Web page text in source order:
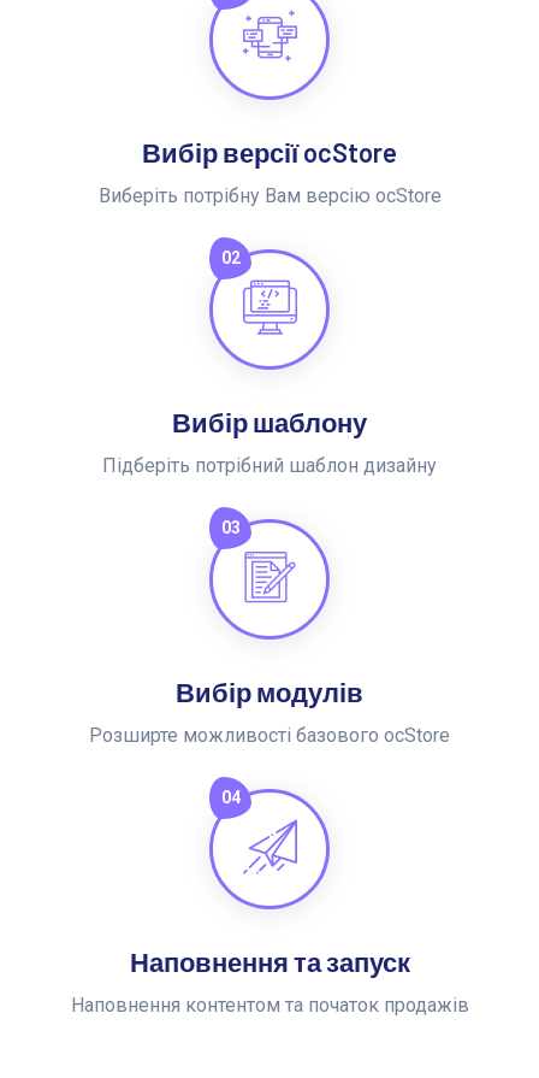
Вибір версії ocStore
Виберіть потрібну Вам версію ocStore
02
Вибір шаблону
Підберіть потрібний шаблон дизайну
03
Вибір модулів
Розширте можливості базового ocStore
04
Наповнення та запуск
Наповнення контентом та початок продажів